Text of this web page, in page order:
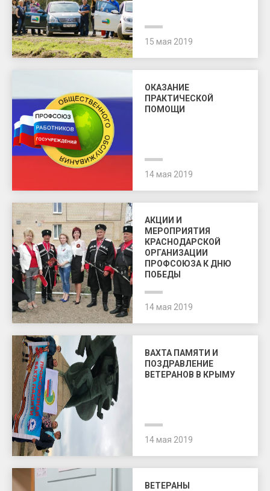
15 мая 2019
ОКАЗАНИЕ
ПРАКТИЧЕСКОЙ
ПОМОЩИ
14 мая 2019
АКЦИИ И
МЕРОПРИЯТИЯ
КРАСНОДАРСКОЙ
ОРГАНИЗАЦИИ
ПРОФСОЮЗА К ДНЮ
ПОБЕДЫ
14 мая 2019
ВАХТА ПАМЯТИ И
ПОЗДРАВЛЕНИЕ
ВЕТЕРАНОВ В КРЫМУ
14 мая 2019
ВЕТЕРАНЫ